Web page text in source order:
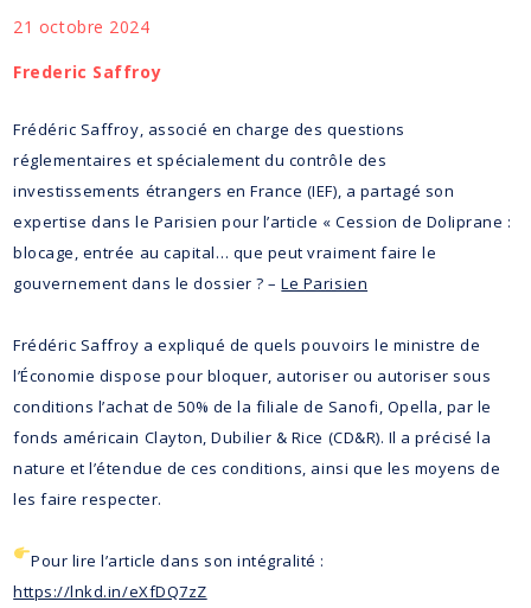
21 octobre 2024
Frederic Saffroy
Frédéric Saffroy, associé en charge des questions
réglementaires et spécialement du contrôle des
investissements étrangers en France (IEF), a partagé son
expertise dans le Parisien pour l’article « Cession de Doliprane :
blocage, entrée au capital… que peut vraiment faire le
gouvernement dans le dossier ? –Le Parisien
Frédéric Saffroy a expliqué de quels pouvoirs le ministre de
l’Économie dispose pour bloquer, autoriser ou autoriser sous
conditions l’achat de 50% de la filiale de Sanofi, Opella, par le
fonds américain Clayton, Dubilier & Rice (CD&R). Il a précisé la
nature et l’étendue de ces conditions, ainsi que les moyens de
les faire respecter.
Pour lire l’article dans son intégralité :
https://lnkd.in/eXfDQ7zZ